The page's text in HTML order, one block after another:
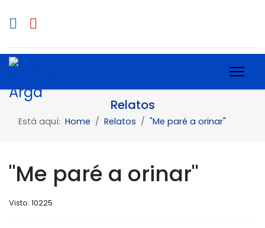
Relatos
Está aquí: Home Relatos "Me paré a orinar"
"Me paré a orinar"
Visto: 10225